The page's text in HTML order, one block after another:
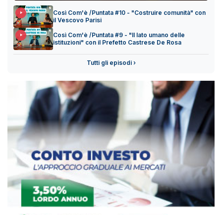
Così Com'è /Puntata #10 - "Costruire comunità" con
il Vescovo Parisi
Così Com'è /Puntata #9 - "Il lato umano delle
istituzioni" con il Prefetto Castrese De Rosa
Tutti gli episodi ›